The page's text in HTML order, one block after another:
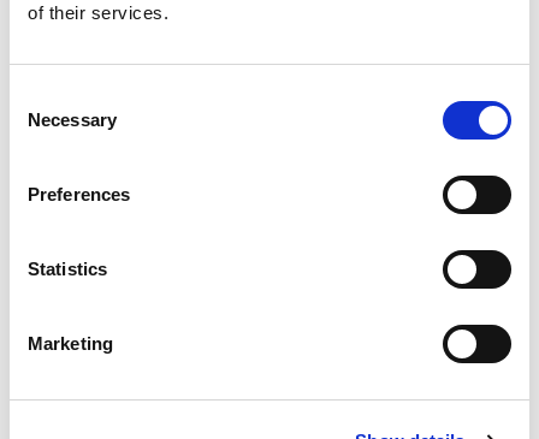
of their services.
Selection
Necessary
Preferences
Statistics
Marketing